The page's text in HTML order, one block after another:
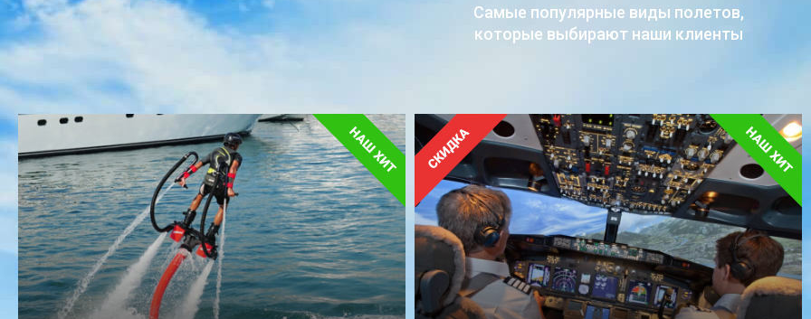
Самые популярные виды полетов,
которые выбирают наши клиенты